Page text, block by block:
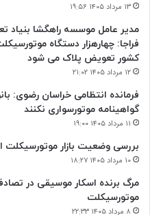
۱۳ مرداد ۱۴۰۵ ۱۹:۵۶
مدیر عامل موسسه راهگشا بنیاد
فراجا: چهارهزار دستگاه
کشور تعویض پلاک می شود
۱۲ مرداد ۱۴۰۵ ۲۱:۰۲
فرمانده انتظامی خراسان رضوی:
گواهینامه موتورسواری نکنند
۱۱ مرداد ۱۴۰۵ ۱۹:۰۰
بررسی وضعیت بازار موتورسیکلت
۱۰ مرداد ۱۴۰۵ ۱۸:۲۷
مرگ برنده اسکار موسیقی در
موتورسیکلت
۸ مرداد ۱۴۰۵ ۲۲:۳۳